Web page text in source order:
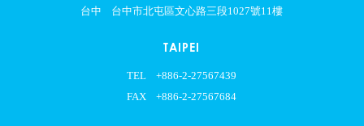
台中
台中市北屯區文心路三段1027號11樓
TAIPEI
TEL
+886-2-27567439
FAX
+886-2-27567684